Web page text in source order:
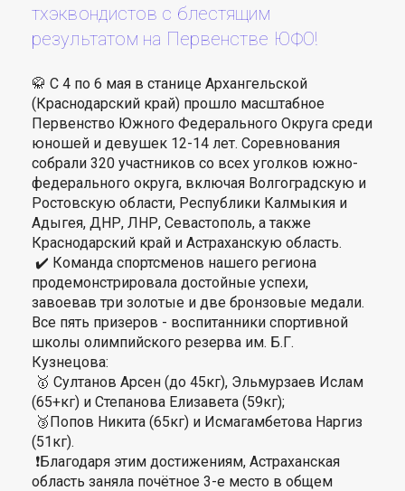
тхэквондистов с блестящим
результатом на Первенстве ЮФО!
🥋 С 4 по 6 мая в станице Архангельской
(Краснодарский край) прошло масштабное
Первенство Южного Федерального Округа среди
юношей и девушек 12-14 лет. Соревнования
собрали 320 участников со всех уголков южно-
федерального округа, включая Волгоградскую и
Ростовскую области, Республики Калмыкия и
Адыгея, ДНР, ЛНР, Севастополь, а также
Краснодарский край и Астраханскую область.
✔️ Команда спортсменов нашего региона
продемонстрировала достойные успехи,
завоевав три золотые и две бронзовые медали.
Все пять призеров - воспитанники спортивной
школы олимпийского резерва им. Б.Г.
Кузнецова:
🥇 Султанов Арсен (до 45кг), Эльмурзаев Ислам
(65+кг) и Степанова Елизавета (59кг);
🥉Попов Никита (65кг) и Исмагамбетова Наргиз
(51кг).
❗️Благодаря этим достижениям, Астраханская
область заняла почётное 3-е место в общем